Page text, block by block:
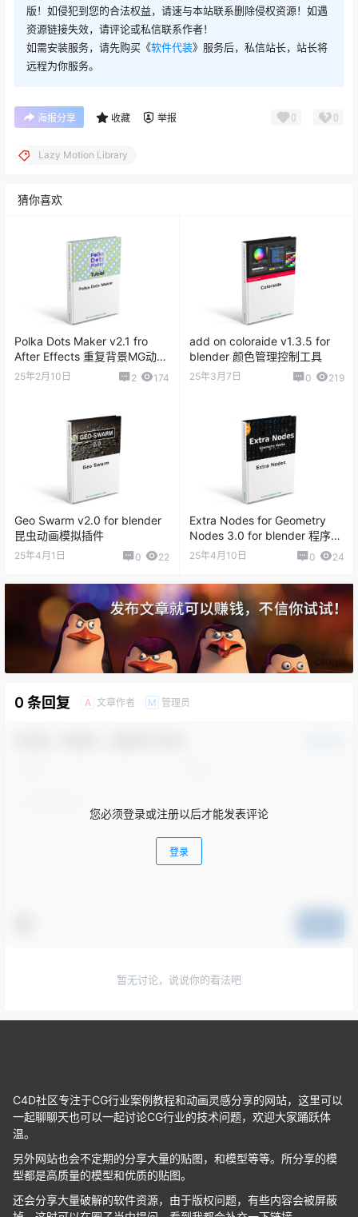
版！如侵犯到您的合法权益，请速与本站联系删除侵权资源！如遇
资源链接失效，请评论或私信联系作者！
如需安装服务，请先购买《软件代装》服务后，私信站长，站长将
远程为你服务。
海报分享 收藏 举报 0 0
Lazy Motion Library
猜你喜欢
Polka Dots Maker v2.1 fro
After Effects 重复背景MG动画
脚本
25年2月10日 2 174
add on coloraide v1.3.5 for
blender 颜色管理控制工具
25年3月7日 0 219
Geo Swarm v2.0 for blender
昆虫动画模拟插件
25年4月1日 0 22
Extra Nodes for Geometry
Nodes 3.0 for blender 程序化
动态图形预设
25年4月10日 0 24
0 条回复 A 文章作者 M 管理员
您必须登录或注册以后才能发表评论
登录
暂无讨论，说说你的看法吧
C4D社区专注于CG行业案例教程和动画灵感分享的网站，这里可以
一起聊聊天也可以一起讨论CG行业的技术问题，欢迎大家踊跃体
温。
另外网站也会不定期的分享大量的贴图，和模型等等。所分享的模
型都是高质量的模型和优质的贴图。
还会分享大量破解的软件资源，由于版权问题，有些内容会被屏蔽